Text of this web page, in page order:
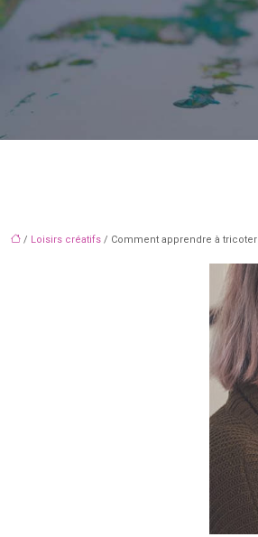
/ Loisirs créatifs / Comment apprendre à tricoter